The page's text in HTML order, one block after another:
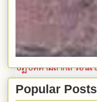
Popular Posts